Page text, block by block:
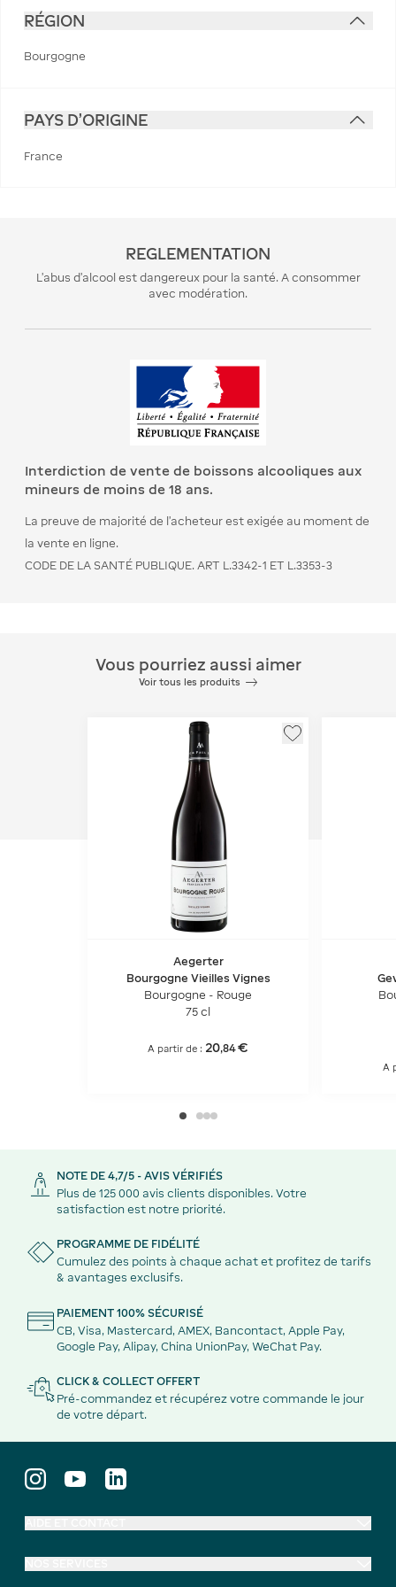
RÉGION
Bourgogne
PAYS D'ORIGINE
France
REGLEMENTATION
L’abus d’alcool est dangereux pour la santé. A consommer
avec modération.
Interdiction de vente de boissons alcooliques aux
mineurs de moins de 18 ans.
La preuve de majorité de l’acheteur est exigée au moment de
la vente en ligne.
CODE DE LA SANTÉ PUBLIQUE. ART L.3342-1 ET L.3353-3
Vous pourriez aussi aimer
Voir tous les produits
Aegerter
Bourgogne Vieilles Vignes
Bourgogne - Rouge
75 cl
A partir de : 20,84€
A
NOTE DE 4,7/5 - AVIS VÉRIFIÉS
Plus de 125 000 avis clients disponibles. Votre
satisfaction est notre priorité.
PROGRAMME DE FIDÉLITÉ
Cumulez des points à chaque achat et profitez de tarifs
& avantages exclusifs.
PAIEMENT 100% SÉCURISÉ
CB, Visa, Mastercard, AMEX, Bancontact, Apple Pay,
Google Pay, Alipay, China UnionPay, WeChat Pay.
CLICK & COLLECT OFFERT
Pré-commandez et récupérez votre commande le jour
de votre départ.